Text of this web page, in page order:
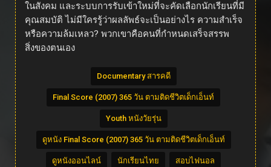
ในสังคม และระบบการรับเข้าใหม่ที่จะคัดเลือกนักเรียนที่มี
คุณสมบัติ ไม่มีใครรู้ว่าผลลัพธ์จะเป็นอย่างไร ความสำเร็จ
หรือความล้มเหลว? พวกเขาคือคนที่กำหนดเสร็จสรรพ
สิ่งของตนเอง
Documentary สารคดี
Final Score (2007) 365 วัน ตามติดชีวิตเด็กเอ็นท์
Youth หนังวัยรุ่น
ดูหนัง Final Score (2007) 365 วัน ตามติดชีวิตเด็กเอ็นท์
ดูหนังออนไลน์ นักเรียนไทย สอบไฟนอล